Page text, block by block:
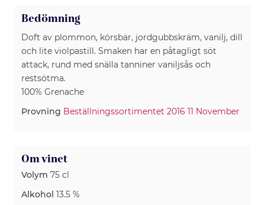
Bedömning
Doft av plommon, körsbär, jordgubbskräm, vanilj, dill
och lite violpastill. Smaken har en påtagligt söt
attack, rund med snälla tanniner vaniljsås och
restsötma.
100% Grenache
Provning Beställningssortimentet 2016 11 November
Om vinet
Volym 75 cl
Alkohol 13.5 %